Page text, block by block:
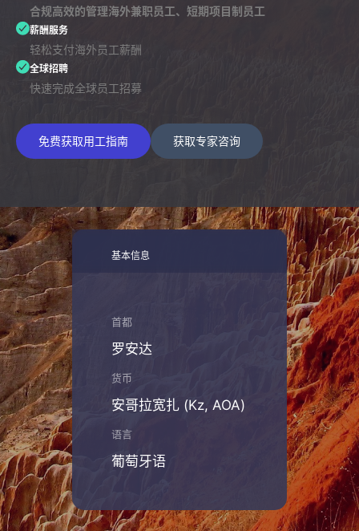
合规高效的管理海外兼职员工、短期项目制员工
薪酬服务
轻松支付海外员工薪酬
全球招聘
快速完成全球员工招募
免费获取用工指南 获取专家咨询
基本信息
首都
罗安达
货币
安哥拉宽扎 (Kz, AOA)
语言
葡萄牙语